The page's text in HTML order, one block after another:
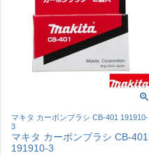
マキタ カーボンブラシ CB-401 191910-
3
マキタ カーボンブラシ CB-401
191910-3